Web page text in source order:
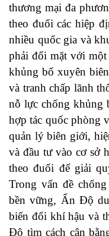
thương mại đa
theo đuổi các hiệp
nhiều quốc gia và
phải đối mặt với một
khủng bố xuyên
và tranh chấp lãnh
nỗ lực chống khủng
hợp tác quốc phòng
quản lý biên giới,
và đầu tư vào cơ sở
theo đuổi để giải
Trong vấn đề
bền vững, Ấn Độ
biến đổi khí hậu và
Độ tìm cách cân